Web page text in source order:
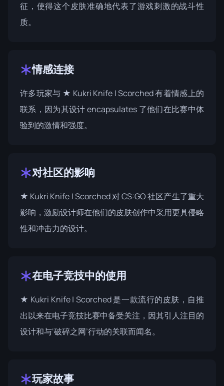
征，使得这个皮肤准确地代表了游戏刺激的战斗性
质。
情感连接
许多玩家与 ★ Kukri Knife | Scorched 有着情感上的
联系，因为其设计 encapsulates 了他们在比赛中体
验到的激情和强度。
对社区的影响
★ Kukri Knife | Scorched 对 CS:GO 社区产生了重大
影响，激励设计师在他们的皮肤创作中采用更具侵略
性和冲击力的设计。
在电子竞技中的使用
★ Kukri Knife | Scorched 是一款流行的皮肤，自推
出以来在电子竞技比赛中备受关注，因其引人注目的
设计和与‘破碎之网’行动的关联而闻名。
玩家故事